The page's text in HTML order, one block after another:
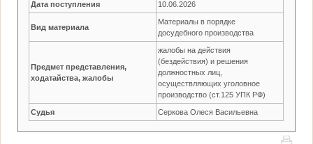
Дата поступления 10.06.2026
Вид материала
Материалы в порядке
досудебного производства
Предмет представления,
ходатайства, жалобы
жалобы на действия
(бездействия) и решения
должностных лиц,
осуществляющих уголовное
производство (ст.125 УПК РФ)
Судья Серкова Олеся Васильевна